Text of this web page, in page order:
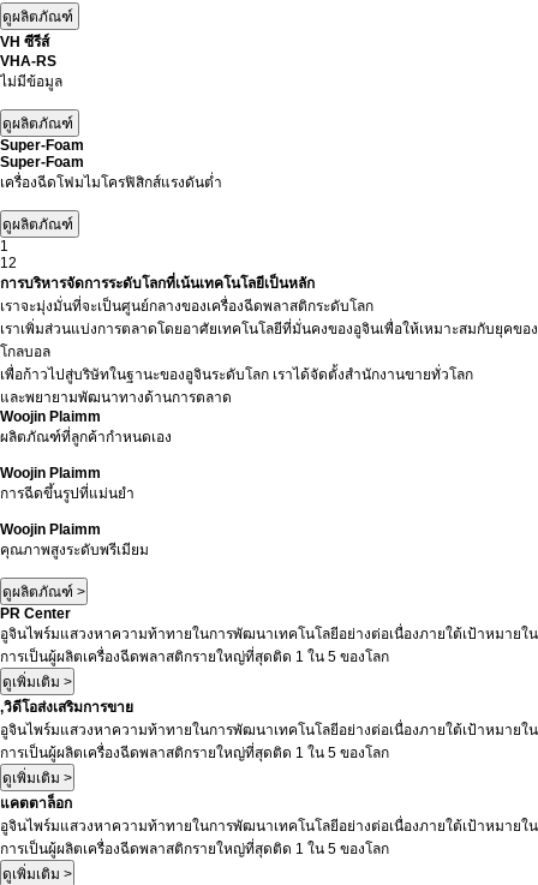
VH ซีรีส์
VHA-RS
ไม่มีข้อมูล
Super-Foam
Super-Foam
เครื่องฉีดโฟมไมโครฟิสิกส์แรงดันต่ำ
1
12
การบริหารจัดการระดับโลกที่เน้นเทคโนโลยีเป็นหลัก
เราจะมุ่งมั่นที่จะเป็นศูนย์กลางของเครื่องฉีดพลาสติกระดับโลก
เราเพิ่มส่วนแบ่งการตลาดโดยอาศัยเทคโนโลยีที่มั่นคงของอูจินเพื่อให้เหมาะสมกับยุคของ
โกลบอล
เพื่อก้าวไปสู่บริษัทในฐานะของอูจินระดับโลก เราได้จัดตั้งสำนักงานขายทั่วโลก
และพยายามพัฒนาทางด้านการตลาด
Woojin Plaimm
ผลิตภัณฑ์ที่ลูกค้ากำหนดเอง
Woojin Plaimm
การฉีดขึ้นรูปที่แม่นยำ
Woojin Plaimm
คุณภาพสูงระดับพรีเมียม
ดูผลิตภัณฑ์ >
PR Center
อูจินไพร์มแสวงหาความท้าทายในการพัฒนาเทคโนโลยีอย่างต่อเนื่องภายใต้เป้าหมายใน
การเป็นผู้ผลิตเครื่องฉีดพลาสติกรายใหญ่ที่สุดติด 1 ใน 5 ของโลก
ดูเพิ่มเติม >
,วิดีโอส่งเสริมการขาย
อูจินไพร์มแสวงหาความท้าทายในการพัฒนาเทคโนโลยีอย่างต่อเนื่องภายใต้เป้าหมายใน
การเป็นผู้ผลิตเครื่องฉีดพลาสติกรายใหญ่ที่สุดติด 1 ใน 5 ของโลก
ดูเพิ่มเติม >
แคตตาล็อก
อูจินไพร์มแสวงหาความท้าทายในการพัฒนาเทคโนโลยีอย่างต่อเนื่องภายใต้เป้าหมายใน
การเป็นผู้ผลิตเครื่องฉีดพลาสติกรายใหญ่ที่สุดติด 1 ใน 5 ของโลก
ดูเพิ่มเติม >